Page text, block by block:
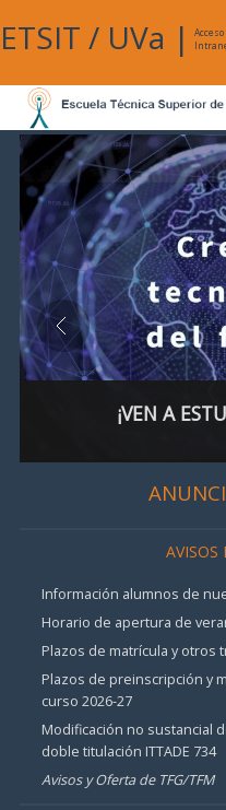
ETSIT / UVa |
Acceso
¡VEN A
AVISOS
Información alumnos de
Horario de apertura de
Plazos de matrícula y otros
Plazos de preinscripción y
curso 2026-27
Modificación no sustancial
doble titulación ITTADE 734
Avisos y Oferta de TFG/TFM